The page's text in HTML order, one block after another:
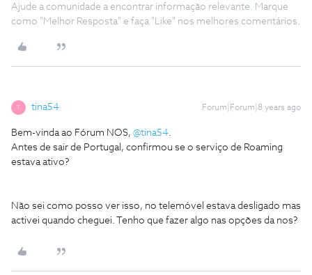
Ajude a comunidade a encontrar informação relevante. Marque
como "Melhor Resposta" e faça "Like" nos melhores comentários.
T tina54 Forum|Forum|8 years ago
Bem-vinda ao Fórum NOS, @tina54.
Antes de sair de Portugal, confirmou se o serviço de Roaming
estava ativo?
Não sei como posso ver isso, no telemóvel estava desligado mas
activei quando cheguei. Tenho que fazer algo nas opções da nos?